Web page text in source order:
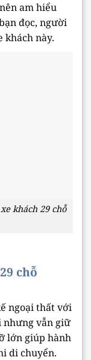
nên am hiểu
đọc, người
khách này.
khách 29 chỗ
chỗ
ngoại thất với
nhưng vẫn giữ
lớn giúp hành
di chuyển.